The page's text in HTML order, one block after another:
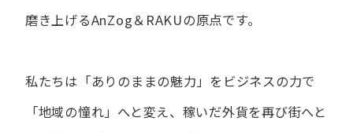
磨き上げる​AnZog＆RAKUの​原点です。
私たちは​「ありの​ままの​魅力」を​ビジネスの​力で​
「地域の​憧れ」へと​変え、 稼いだ外貨を​再び街へと​